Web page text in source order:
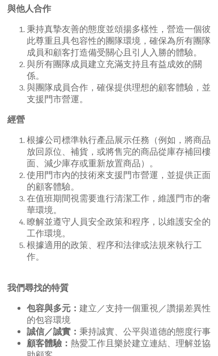
與他人合作
秉持真摯友善的態度並頌揚多樣性，營造一個彼
此尊重且具包容性的團隊環境，確保為所有團隊
成員和顧客打造備受關心且引人入勝的體驗。
與所有團隊成員建立充滿支持且有益成效的關
係。
與團隊成員合作，確保提供理想的顧客體驗，並
支援門市營運。
經營
根據公司標準執行產品展示任務（例如，將商品
放回原位、補貨，或將售完的商品從庫存補回樓
面、減少庫存或重新放置商品）。
使用門市內的技術來支援門市營運，並提供正面
的顧客體驗。
在值班期間視需要進行清潔工作，維護門市的奢
華環境。
瞭解並遵守人員安全政策和程序，以維護安全的
工作環境。
根據適用的政策、程序和法律或法規來執行工
作。
我們尋找的特質
包容與多元： 建立／支持一個重視／讚揚差異性
的包容環境
誠信／誠實： 秉持誠實、公平與道德的態度行事
顧客體驗： 熱愛工作且樂於建立連結、理解並協